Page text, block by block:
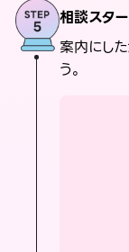
相談スター
案内にし
う。